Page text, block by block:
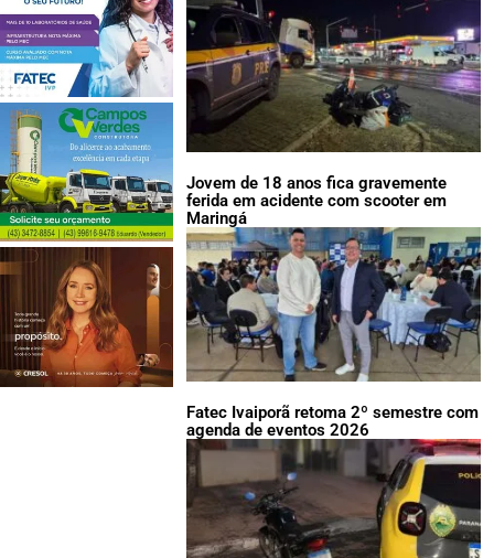
Jovem de 18 anos fica gravemente
ferida em acidente com scooter em
Maringá
Fatec Ivaiporã retoma 2º semestre com
agenda de eventos 2026